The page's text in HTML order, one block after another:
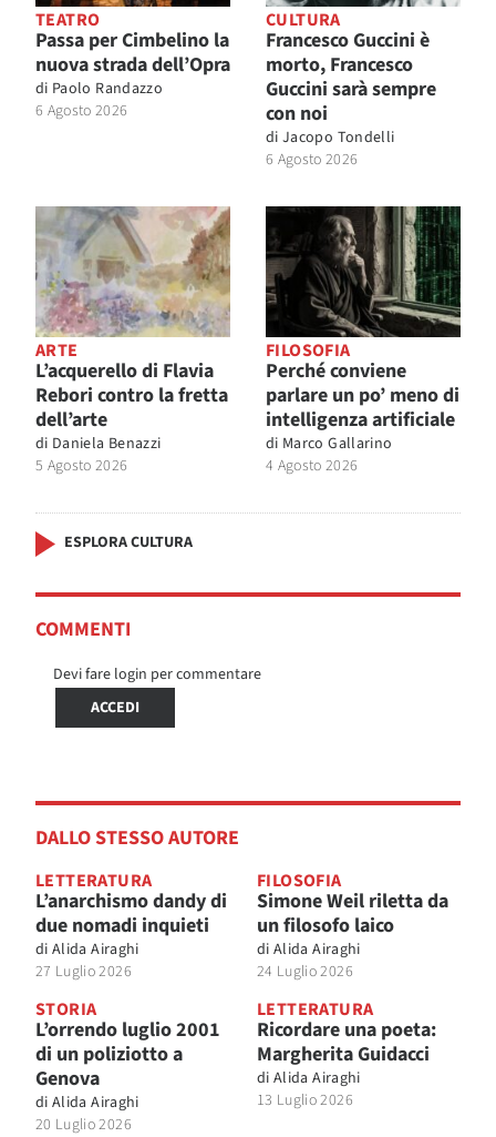
TEATRO
Passa per Cimbelino la
nuova strada dell’Opra
di Paolo Randazzo
6 Agosto 2026
CULTURA
Francesco Guccini è
morto, Francesco
Guccini sarà sempre
con noi
di Jacopo Tondelli
6 Agosto 2026
ARTE
L’acquerello di Flavia
Rebori contro la fretta
dell’arte
di Daniela Benazzi
5 Agosto 2026
FILOSOFIA
Perché conviene
parlare un po’ meno di
intelligenza artificiale
di Marco Gallarino
4 Agosto 2026
ESPLORA CULTURA
COMMENTI
Devi fare login per commentare
ACCEDI
DALLO STESSO AUTORE
LETTERATURA
L’anarchismo dandy di
due nomadi inquieti
di Alida Airaghi
27 Luglio 2026
FILOSOFIA
Simone Weil riletta da
un filosofo laico
di Alida Airaghi
24 Luglio 2026
STORIA
L’orrendo luglio 2001
di un poliziotto a
Genova
di Alida Airaghi
20 Luglio 2026
LETTERATURA
Ricordare una poeta:
Margherita Guidacci
di Alida Airaghi
13 Luglio 2026